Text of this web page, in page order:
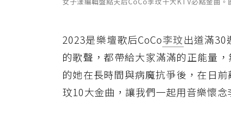
2023是樂壇歌后CoCo李玟出道滿30
的歌聲，都帶給大家滿滿的正能量，
的她在長時間與病魔抗爭後，在日
玟10大金曲，讓我們一起用音樂懷念